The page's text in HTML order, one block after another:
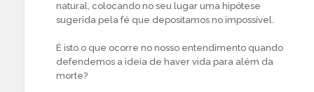
natural, colocando no seu lugar uma hipótese
sugerida pela fé que depositamos no impossível.
É isto o que ocorre no nosso entendimento quando
defendemos a ideia de haver vida para além da
morte?